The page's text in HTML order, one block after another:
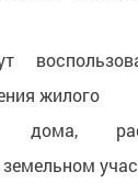
жилого
дома,